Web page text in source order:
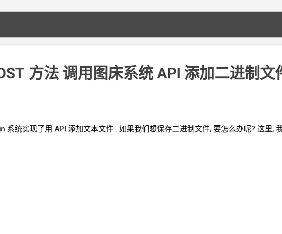
方法 调用图床系统 API 添加二进制文
系统实现了用 API 添加文本文件 . 如果我们想保存二进制文件, 要怎么办呢? 这里,